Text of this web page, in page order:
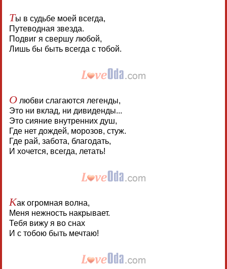
Ты в судьбе моей всегда,
Путеводная звезда.
Подвиг я свершу любой,
Лишь бы быть всегда с тобой.
Олюбви слагаются легенды,
Это ни вклад, ни дивиденды...
Это сияние внутренних душ,
Где нет дождей, морозов, стуж.
Где рай, забота, благодать,
И хочется, всегда, летать!
Как огромная волна,
Меня нежность накрывает.
Тебя вижу я во снах
И с тобою быть мечтаю!